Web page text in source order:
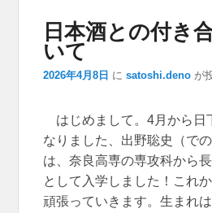
日本酒との付き
いて
2026年4月8日 に satoshi.deno が
はじめまして。4月から日
なりました、出野聡史（で
は、奈良高専の専攻科から
として入学しました！これ
頑張っていきます。生まれ